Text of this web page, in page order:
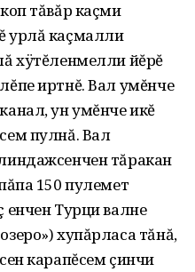
тăвăр каçми
урлă каçмалли
хÿтĕленмелли йĕрĕ
иртнĕ. Вал умĕнче
ун умĕнче икĕ
пулнă. Вал
тăракан
150 пулемет
енчен Турци валне
хупăрласа тăнă,
карапĕсем çинчи